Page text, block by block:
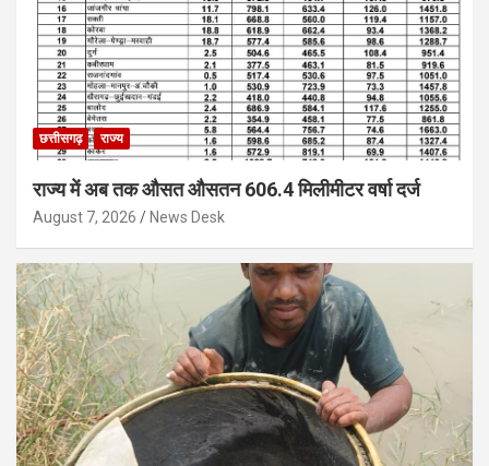
छत्तीसगढ़ राज्य
राज्य में अब तक औसत औसतन 606.4 मिलीमीटर वर्षा दर्ज
August 7, 2026 News Desk